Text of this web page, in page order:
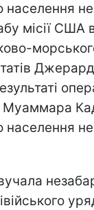
населення
місії США в
населення